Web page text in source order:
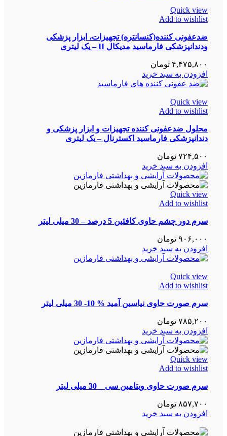
Quick view
Add to wishlist
ضدعفونی کننده(کنسانتره) تجهیزات، ابزار پزشکی
ودندانپزشکی فارماسید مدیکال II – یک لیتری
۴,۴۷۵,۸۰۰ تومان
افزودن به سبد خرید
Quick view
Add to wishlist
محلول ضدعفونی کننده تجهیزات و ابزار پزشکی و
دندانپزشکی فارماسید اکسترنال – یک لیتری
۷۲۴,۵۰۰ تومان
افزودن به سبد خرید
Quick view
Add to wishlist
سرم دور چشم حاوی کافئین 5 درصد – 30 میلی لیتر
۹۰۶,۰۰۰ تومان
افزودن به سبد خرید
Quick view
Add to wishlist
سرم صورت حاوی نیاسین آمید % 10- 30 میلی لیتر
۷۸۵,۲۰۰ تومان
افزودن به سبد خرید
Quick view
Add to wishlist
سرم صورت حاوی ویتامین سی _ 30 میلی لیتر
۸۵۷,۷۰۰ تومان
افزودن به سبد خرید